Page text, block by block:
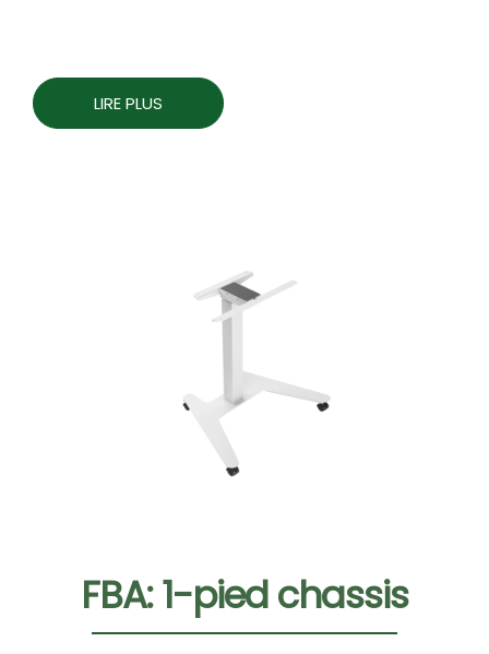
FBA: 1-pied chassis
LIRE PLUS